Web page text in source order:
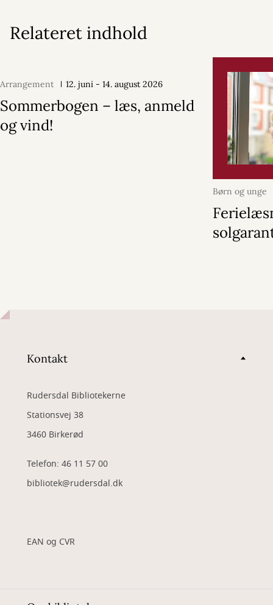
Relateret indhold
Arrangement 12. juni - 14. august 2026
Sommerbogen – læs, anmeld
og vind!
Børn og unge
Kontakt
Rudersdal Bibliotekerne
Stationsvej 38
3460 Birkerød
Telefon: 46 11 57 00
bibliotek@rudersdal.dk
EAN og CVR